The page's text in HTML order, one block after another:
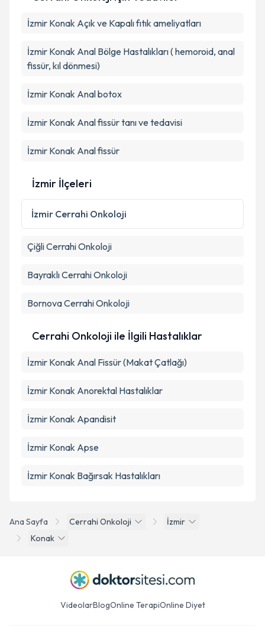
Metni'ni okudum ve kişisel verilerimin belirtilen
Takvim Talebini Gönder
Ana Sayfa Cerrahi Onkoloji
İzmir
Konak
İzmir Konak Açık ve Kapalı fıtık ameliyatları
İzmir Konak Anal Bölge Hastalıkları ( hemoroid, anal
fissür, kıl dönmesi)
İzmir Konak Anal botox
İzmir Konak Anal fissür tanı ve tedavisi
İzmir Konak Anal fissür
İzmir İlçeleri
İzmir Cerrahi Onkoloji
ÇiğliCerrahi Onkoloji
BayraklıCerrahi Onkoloji
BornovaCerrahi Onkoloji
Cerrahi Onkoloji ile İlgili Hastalıklar
İzmir Konak Anal Fissür (Makat Çatlağı)
İzmir Konak Anorektal Hastalıklar
İzmir Konak Apandisit
İzmir Konak Apse
İzmir Konak Bağırsak Hastalıkları
VideolarBlogOnline TerapiOnline Diyet